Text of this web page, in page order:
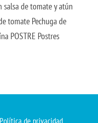
salsa de tomate y atún
tomate Pechuga de
POSTRE Postres